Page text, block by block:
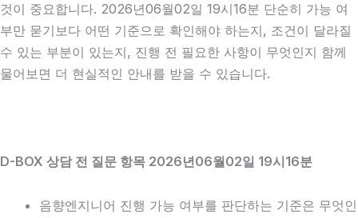
것이 중요합니다. 2026년06월02일 19시16분 단순히 가능 여
부만 묻기보다 어떤 기준으로 확인해야 하는지, 조건이 달라질
수 있는 부분이 있는지, 진행 전 필요한 사항이 무엇인지 함께
물어보면 더 현실적인 안내를 받을 수 있습니다.
D-BOX 상담 전 질문 항목 2026년06월02일 19시16분
음향엔지니어 진행 가능 여부를 판단하는 기준은 무엇인